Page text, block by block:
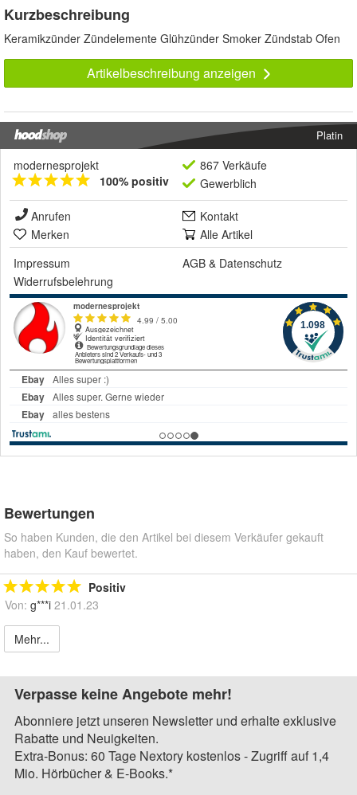
Kurzbeschreibung
Keramikzünder Zündelemente Glühzünder Smoker Zündstab Ofen
Artikelbeschreibung anzeigen
Platin
modernesprojekt
100% positiv
867 Verkäufe
Gewerblich
Anrufen
Kontakt
Merken
Alle Artikel
Impressum
AGB & Datenschutz
Widerrufsbelehrung
Bewertungen
So haben Kunden, die den Artikel bei diesem Verkäufer gekauft
haben, den Kauf bewertet.
Positiv
Von: g***i 21.01.23
Mehr...
Verpasse keine Angebote mehr!
Abonniere jetzt unseren Newsletter und erhalte exklusive
Rabatte und Neuigkeiten.
Extra-Bonus: 60 Tage Nextory kostenlos - Zugriff auf 1,4
Mio. Hörbücher & E-Books.*